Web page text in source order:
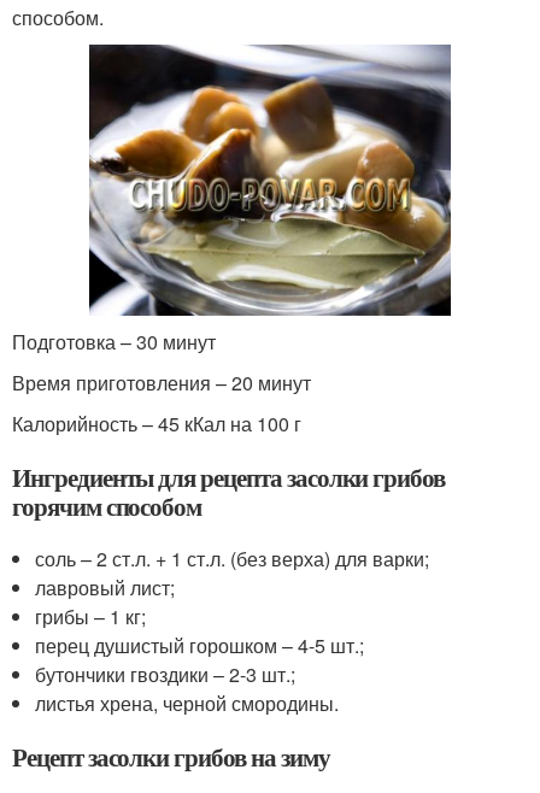
способом.
Подготовка –30 минут
Время приготовления –20 минут
Калорийность – 45 кКал на 100 г
Ингредиенты для рецепта засолки грибов
горячим способом
соль – 2 ст.л. + 1 ст.л. (без верха) для варки;
лавровый лист;
грибы – 1 кг;
перец душистый горошком – 4-5 шт.;
бутончики гвоздики – 2-3 шт.;
листья хрена, черной смородины.
Рецепт засолки грибов на зиму